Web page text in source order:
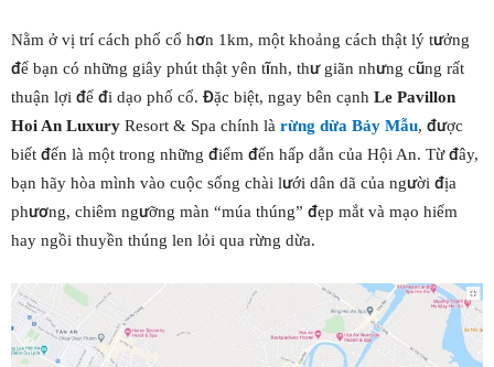
Nằm ở vị trí cách phố cổ hơn 1km, một khoảng cách thật lý tưởng
để bạn có những giây phút thật yên tĩnh, thư giãn nhưng cũng rất
thuận lợi để đi dạo phố cổ. Đặc biệt, ngay bên cạnh Le Pavillon
Hoi An Luxury Resort & Spa chính là rừng dừa Bảy Mẫu, được
biết đến là một trong những điểm đến hấp dẫn của Hội An. Từ đây,
bạn hãy hòa mình vào cuộc sống chài lưới dân dã của người địa
phương, chiêm ngưỡng màn “múa thúng” đẹp mắt và mạo hiểm
hay ngồi thuyền thúng len lỏi qua rừng dừa.